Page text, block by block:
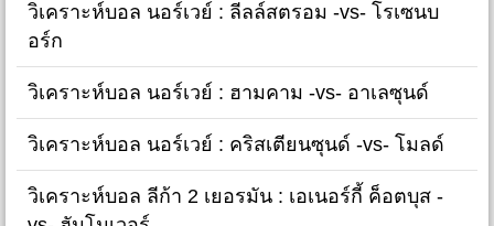
วิเคราะห์บอล นอร์เวย์ : ลีลล์สตรอม -vs- โรเซนบ
อร์ก
วิเคราะห์บอล นอร์เวย์ : ฮามคาม -vs- อาเลซุนด์
วิเคราะห์บอล นอร์เวย์ : คริสเตียนซุนด์ -vs- โมลด์
วิเคราะห์บอล ลีก้า 2 เยอรมัน : เอเนอร์กี้ ค็อตบุส -